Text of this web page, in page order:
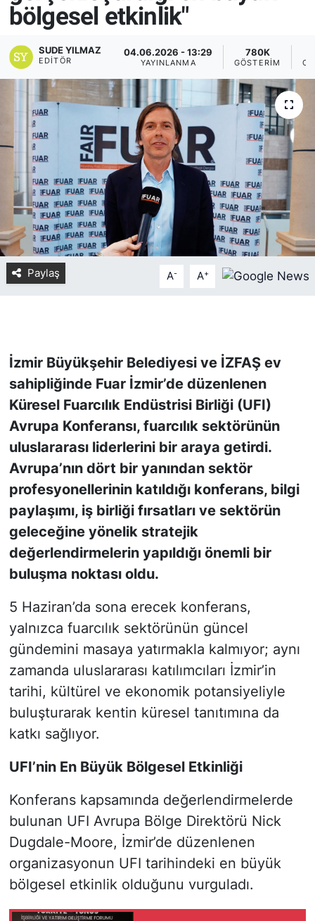
bölgesel etkinlik"
SUDE YILMAZ
EDITÖR
04.06.2026 - 13:29
YAYINLANMA
780K
GÖSTERIM
Paylaş A- A+
İzmir Büyükşehir Belediyesi ve İZFAŞ ev
sahipliğinde Fuar İzmir’de düzenlenen
Küresel Fuarcılık Endüstrisi Birliği (UFI)
Avrupa Konferansı, fuarcılık sektörünün
uluslararası liderlerini bir araya getirdi.
Avrupa’nın dört bir yanından sektör
profesyonellerinin katıldığı konferans, bilgi
paylaşımı, iş birliği fırsatları ve sektörün
geleceğine yönelik stratejik
değerlendirmelerin yapıldığı önemli bir
buluşma noktası oldu.
5 Haziran’da sona erecek konferans,
yalnızca fuarcılık sektörünün güncel
gündemini masaya yatırmakla kalmıyor; aynı
zamanda uluslararası katılımcıları İzmir’in
tarihi, kültürel ve ekonomik potansiyeliyle
buluşturarak kentin küresel tanıtımına da
katkı sağlıyor.
UFI’nin En Büyük Bölgesel Etkinliği
Konferans kapsamında değerlendirmelerde
bulunan UFI Avrupa Bölge Direktörü Nick
Dugdale-Moore, İzmir’de düzenlenen
organizasyonun UFI tarihindeki en büyük
bölgesel etkinlik olduğunu vurguladı.
Yurt Dışı Fuarlar
Teknoloji
Spor
KÜLTÜR SANAT
ŞİRKET HABERLERİ
SAVUNMA SANAYİ
FUAR HABERLERİ
FUAR TAKVİMİ
Amerika Fuarları
FUAR RAPORU
FESTİVAL HABERLERİ
KONGRE TAKVİMİ
RÖPORTAJLAR
BİYOGRAFİLER